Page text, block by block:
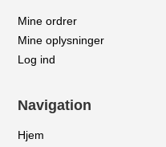
Mine ordrer
Mine oplysninger
Log ind
Navigation
Hjem